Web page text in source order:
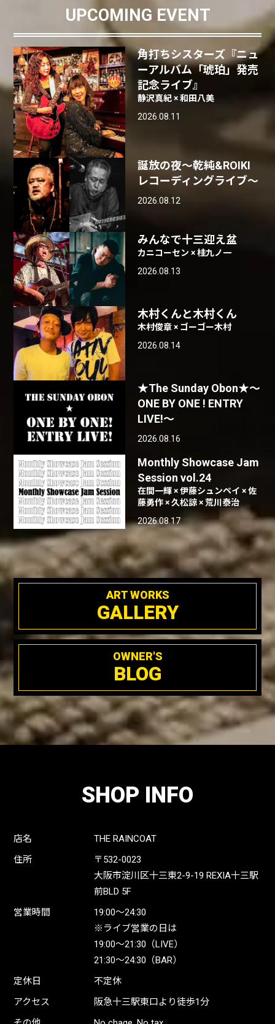
UPCOMING EVENT
角打ちシスターズ『ニュ
ーアルバム「琥珀」発売
記念ライブ』
静沢真紀 × 和田八美
2026.08.11
誕放の夜〜乾純&ROIKI
レコーディングライブ〜
2026.08.12
みんなで十三迎え盆
カニコーセン × 桂九ノ一
2026.08.13
木村くんと木村くん
木村俊章 × ゴーゴー木村
2026.08.14
★The Sunday Obon★〜
ONE BY ONE ! ENTRY
LIVE!〜
2026.08.16
Monthly Showcase Jam
Session vol.24
在間一輝 × 伊藤シュンペイ × 佐
藤勇作 × 久松諒 × 荒川泰治
2026.08.17
ART WORKS
GALLERY
OWNER'S
BLOG
SHOP INFO
店名
THE RAINCOAT
住所
〒532-0023
大阪市淀川区十三東2-9-19 REXIA十三駅
前BLD 5F
営業時間
19:00〜24:30
※ライブ営業の日は
19:00〜21:30（LIVE）
21:30〜24:30（BAR）
定休日
不定休
アクセス
阪急十三駅東口より徒歩1分